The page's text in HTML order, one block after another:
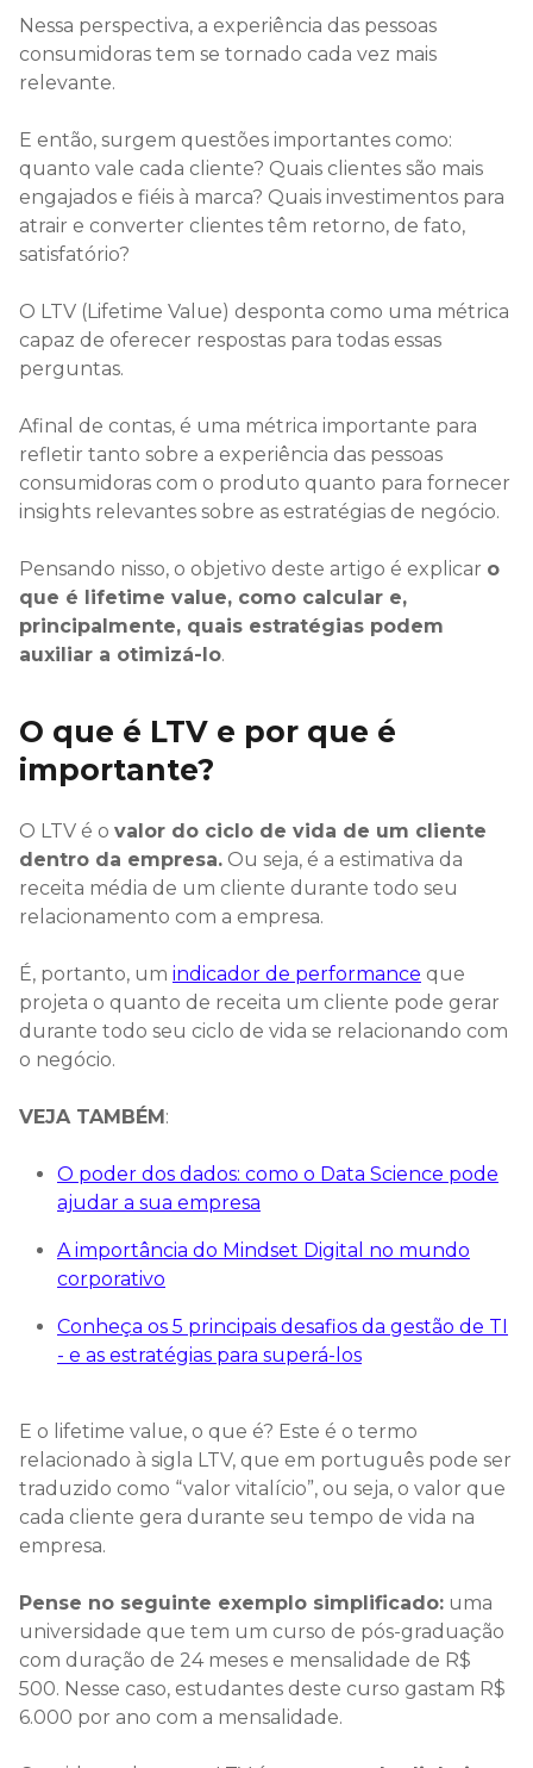
Nessa perspectiva, a experiência das pessoas
consumidoras tem se tornado cada vez mais
relevante.
E então, surgem questões importantes como:
quanto vale cada cliente? Quais clientes são mais
engajados e fiéis à marca? Quais investimentos para
atrair e converter clientes têm retorno, de fato,
satisfatório?
O LTV (Lifetime Value) desponta como uma métrica
capaz de oferecer respostas para todas essas
perguntas.
Afinal de contas, é uma métrica importante para
refletir tanto sobre a experiência das pessoas
consumidoras com o produto quanto para fornecer
insights relevantes sobre as estratégias de negócio.
Pensando nisso, o objetivo deste artigo é explicar o
que é lifetime value, como calcular e,
principalmente, quais estratégias podem
auxiliar a otimizá-lo.
O que é LTV e por que é
importante?
O LTV é o valor do ciclo de vida de um cliente
dentro da empresa. Ou seja, é a estimativa da
receita média de um cliente durante todo seu
relacionamento com a empresa.
É, portanto, um indicador de performance que
projeta o quanto de receita um cliente pode gerar
durante todo seu ciclo de vida se relacionando com
o negócio.
VEJA TAMBÉM :
O poder dos dados: como o Data Science pode
ajudar a sua empresa
A importância do Mindset Digital no mundo
corporativo
Conheça os 5 principais desafios da gestão de TI
- e as estratégias para superá-los
E o lifetime value, o que é? Este é o termo
relacionado à sigla LTV, que em português pode ser
traduzido como “valor vitalício”, ou seja, o valor que
cada cliente gera durante seu tempo de vida na
empresa.
Pense no seguinte exemplo simplificado: uma
universidade que tem um curso de pós-graduação
com duração de 24 meses e mensalidade de R$
500. Nesse caso, estudantes deste curso gastam R$
6.000 por ano com a mensalidade.